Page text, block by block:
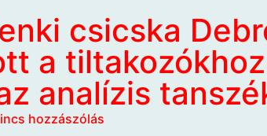
csicska
a
analízis
hozzászólás